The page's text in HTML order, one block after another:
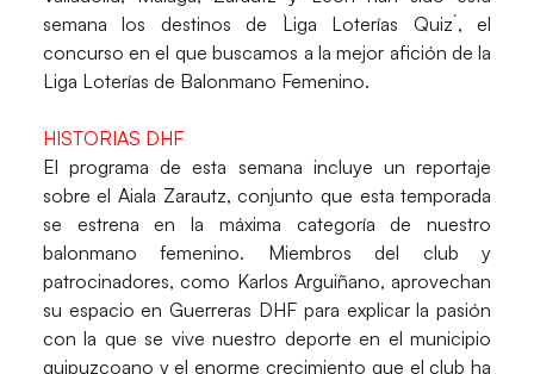
semana los destinos de `Liga Loterías Quiz´, el
concurso en el que buscamos a la mejor afición de la
Liga Loterías de Balonmano Femenino.
HISTORIAS DHF
El programa de esta semana incluye un reportaje
sobre el Aiala Zarautz, conjunto que esta temporada
se estrena en la máxima categoría de nuestro
balonmano femenino. Miembros del club y
patrocinadores, como Karlos Arguiñano, aprovechan
su espacio en Guerreras DHF para explicar la pasión
con la que se vive nuestro deporte en el municipio
guipuzcoano y el enorme crecimiento que el club ha